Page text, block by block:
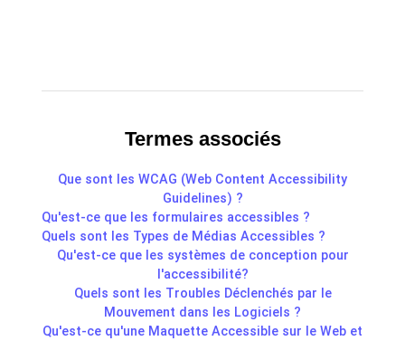
Termes associés
Que sont les WCAG (Web Content Accessibility
Guidelines) ?
Qu'est-ce que les formulaires accessibles ?
Quels sont les Types de Médias Accessibles ?
Qu'est-ce que les systèmes de conception pour
l'accessibilité?
Quels sont les Troubles Déclenchés par le
Mouvement dans les Logiciels ?
Qu'est-ce qu'une Maquette Accessible sur le Web et